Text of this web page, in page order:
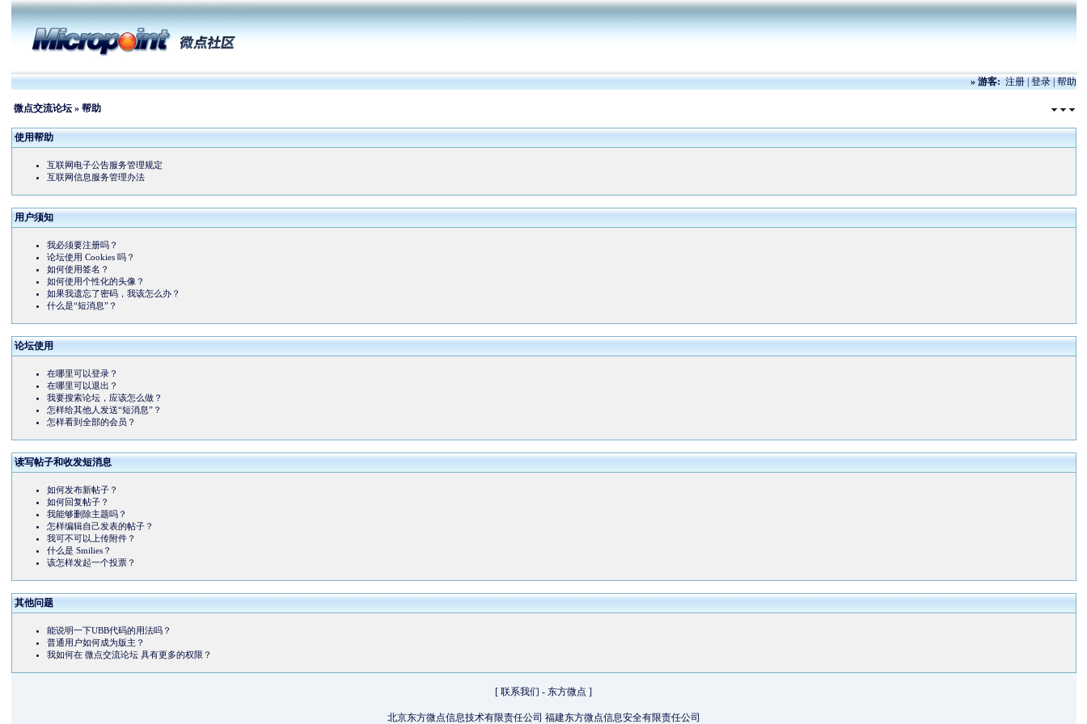
» 游客:注册|登录|帮助
微点交流论坛» 帮助
使用帮助
互联网电子公告服务管理规定
互联网信息服务管理办法
用户须知
我必须要注册吗？
论坛使用 Cookies 吗？
如何使用签名？
如何使用个性化的头像？
如果我遗忘了密码，我该怎么办？
什么是“短消息”？
论坛使用
在哪里可以登录？
在哪里可以退出？
我要搜索论坛，应该怎么做？
怎样给其他人发送“短消息”？
怎样看到全部的会员？
读写帖子和收发短消息
如何发布新帖子？
如何回复帖子？
我能够删除主题吗？
怎样编辑自己发表的帖子？
我可不可以上传附件？
什么是 Smilies？
该怎样发起一个投票？
其他问题
能说明一下UBB代码的用法吗？
普通用户如何成为版主？
我如何在 微点交流论坛 具有更多的权限？
[ 联系我们 - 东方微点 ]
北京东方微点信息技术有限责任公司 福建东方微点信息安全有限责任公司